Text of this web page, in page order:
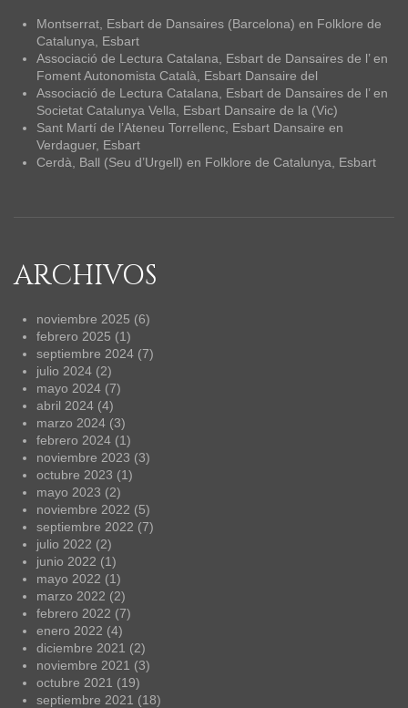
Montserrat, Esbart de Dansaires (Barcelona) en Folklore de
Catalunya, Esbart
Associació de Lectura Catalana, Esbart de Dansaires de l’en
Foment Autonomista Català, Esbart Dansaire del
Associació de Lectura Catalana, Esbart de Dansaires de l’en
Societat Catalunya Vella, Esbart Dansaire de la (Vic)
Sant Martí de l’Ateneu Torrellenc, Esbart Dansaire en
Verdaguer, Esbart
Cerdà, Ball (Seu d’Urgell) en Folklore de Catalunya, Esbart
ARCHIVOS
noviembre 2025 (6)
febrero 2025 (1)
septiembre 2024 (7)
julio 2024 (2)
mayo 2024 (7)
abril 2024 (4)
marzo 2024 (3)
febrero 2024 (1)
noviembre 2023 (3)
octubre 2023 (1)
mayo 2023 (2)
noviembre 2022 (5)
septiembre 2022 (7)
julio 2022 (2)
junio 2022 (1)
mayo 2022 (1)
marzo 2022 (2)
febrero 2022 (7)
enero 2022 (4)
diciembre 2021 (2)
noviembre 2021 (3)
octubre 2021 (19)
septiembre 2021 (18)